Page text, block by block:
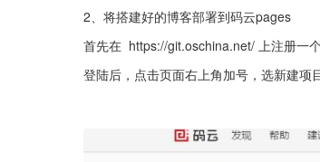
2、将搭建好的博客部署到码云pages
首先在  https://git.oschina.net/ 上注册一个
登陆后，点击页面右上角加号，选新建项